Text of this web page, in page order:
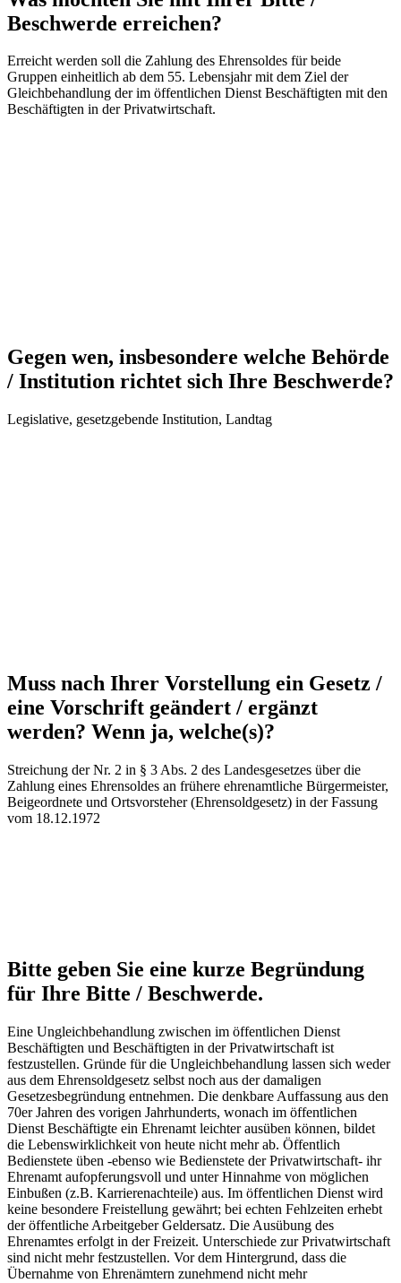
Beschwerde erreichen?
Erreicht werden soll die Zahlung des Ehrensoldes für beide
Gruppen einheitlich ab dem 55. Lebensjahr mit dem Ziel der
Gleichbehandlung der im öffentlichen Dienst Beschäftigten mit den
Beschäftigten in der Privatwirtschaft.
Gegen wen, insbesondere welche Behörde
/ Institution richtet sich Ihre Beschwerde?
Legislative, gesetzgebende Institution, Landtag
Muss nach Ihrer Vorstellung ein Gesetz /
eine Vorschrift geändert / ergänzt
werden? Wenn ja, welche(s)?
Streichung der Nr. 2 in § 3 Abs. 2 des Landesgesetzes über die
Zahlung eines Ehrensoldes an frühere ehrenamtliche Bürgermeister,
Beigeordnete und Ortsvorsteher (Ehrensoldgesetz) in der Fassung
vom 18.12.1972
Bitte geben Sie eine kurze Begründung
für Ihre Bitte / Beschwerde.
Eine Ungleichbehandlung zwischen im öffentlichen Dienst
Beschäftigten und Beschäftigten in der Privatwirtschaft ist
festzustellen. Gründe für die Ungleichbehandlung lassen sich weder
aus dem Ehrensoldgesetz selbst noch aus der damaligen
Gesetzesbegründung entnehmen. Die denkbare Auffassung aus den
70er Jahren des vorigen Jahrhunderts, wonach im öffentlichen
Dienst Beschäftigte ein Ehrenamt leichter ausüben können, bildet
die Lebenswirklichkeit von heute nicht mehr ab. Öffentlich
Bedienstete üben -ebenso wie Bedienstete der Privatwirtschaft- ihr
Ehrenamt aufopferungsvoll und unter Hinnahme von möglichen
Einbußen (z.B. Karrierenachteile) aus. Im öffentlichen Dienst wird
keine besondere Freistellung gewährt; bei echten Fehlzeiten erhebt
der öffentliche Arbeitgeber Geldersatz. Die Ausübung des
Ehrenamtes erfolgt in der Freizeit. Unterschiede zur Privatwirtschaft
sind nicht mehr festzustellen. Vor dem Hintergrund, dass die
Übernahme von Ehrenämtern zunehmend nicht mehr